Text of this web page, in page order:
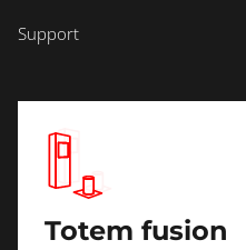
Support
Totem fusion